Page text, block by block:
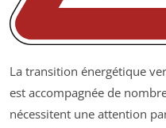
La transition énergétique
est accompagnée de
nécessitent une attention